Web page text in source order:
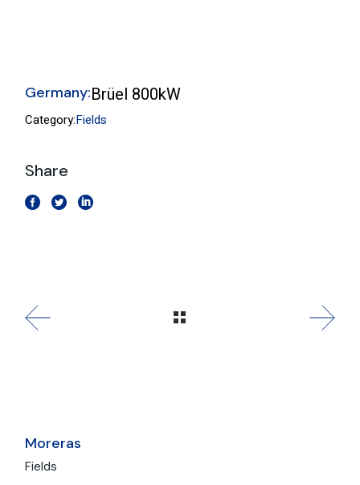
Germany:Brüel 800kW
Category:Fields
Share
Moreras
Fields